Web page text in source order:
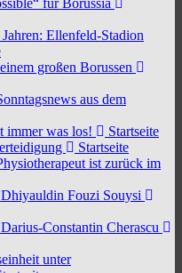
für Borussia
Ellenfeld-Stadion
großen Borussen
aus dem
immer was los!
Startseite
Startseite
ist zurück im
Fouzi Souysi
Constantin Cherascu
unter